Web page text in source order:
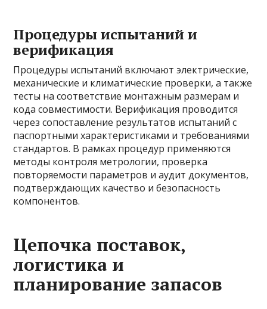
Процедуры испытаний и
верификация
Процедуры испытаний включают электрические,
механические и климатические проверки, а также
тесты на соответствие монтажным размерам и
кода совместимости. Верификация проводится
через сопоставление результатов испытаний с
паспортными характеристиками и требованиями
стандартов. В рамках процедур применяются
методы контроля метрологии, проверка
повторяемости параметров и аудит документов,
подтверждающих качество и безопасность
компонентов.
Цепочка поставок,
логистика и
планирование запасов